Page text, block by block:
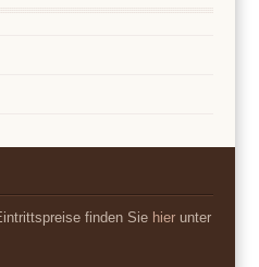
finden Sie hier unter